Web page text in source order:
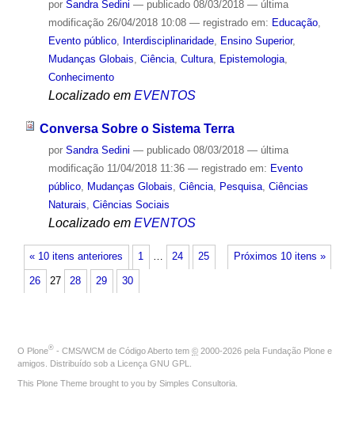
por Sandra Sedini — publicado08/03/2018 — última
modificação26/04/2018 10:08 — registrado em: Educação,
Evento público, Interdisciplinaridade, Ensino Superior,
Mudanças Globais Ciência, Cultura, Epistemologia,
Conhecimento
Localizado em EVENTOS
Conversa Sobre o Sistema Terra
por Sandra Sedini — publicado08/03/2018 — última
modificação11/04/2018 11:36 — registrado em: Evento
público, Mudanças Globais, Ciência, Pesquisa, Ciências
Naturais, Ciências Sociais
Localizado em EVENTOS
« 10 itens anteriores Próximos 10 itens »
1 … 24 25
26 27 28 29 30
O Plone® - CMS/WCM de Código Aberto tem © 2000-2026 pela Fundação Plone e
amigos. Distribuído sob a Licença GNU GPL
This Plone Theme brought to you by Simples Consultoria